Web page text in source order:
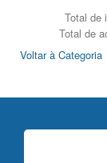
Total de
Total de
Voltar à Categoria